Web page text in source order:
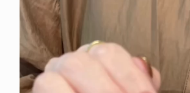
プ
レ
ヤ